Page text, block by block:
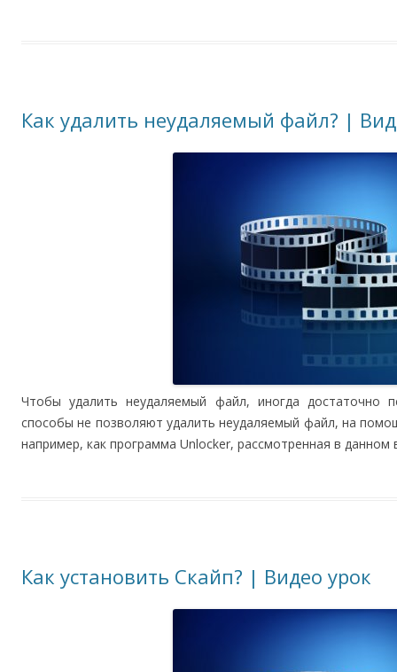
Как удалить неудаляемый файл? |
Чтобы удалить неудаляемый файл, иногда достаточно
способы не позволяют удалить неудаляемый файл, на
например, как программа Unlocker, рассмотренная в данном
Как установить Скайп? | Видео урок